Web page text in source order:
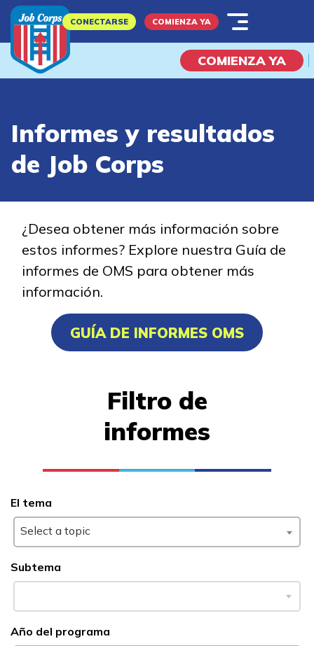
to
main
content
CONECTARSE COMIENZA YA
COMIENZA YA
¿Qué es Job Corps?
Explorar Posibilidades
Estudiante potencial
Padre
Empleador
Exalumnos
Portal de aplicaciones
y graduados
Informes y Resultados
English
Informes y resultados
de Job Corps
¿Desea obtener más información sobre
estos informes? Explore nuestra Guía de
informes de OMS para obtener más
información.
GUÍA DE INFORMES OMS
Filtro de
informes
El tema
Select a topic
Subtema
Año del programa